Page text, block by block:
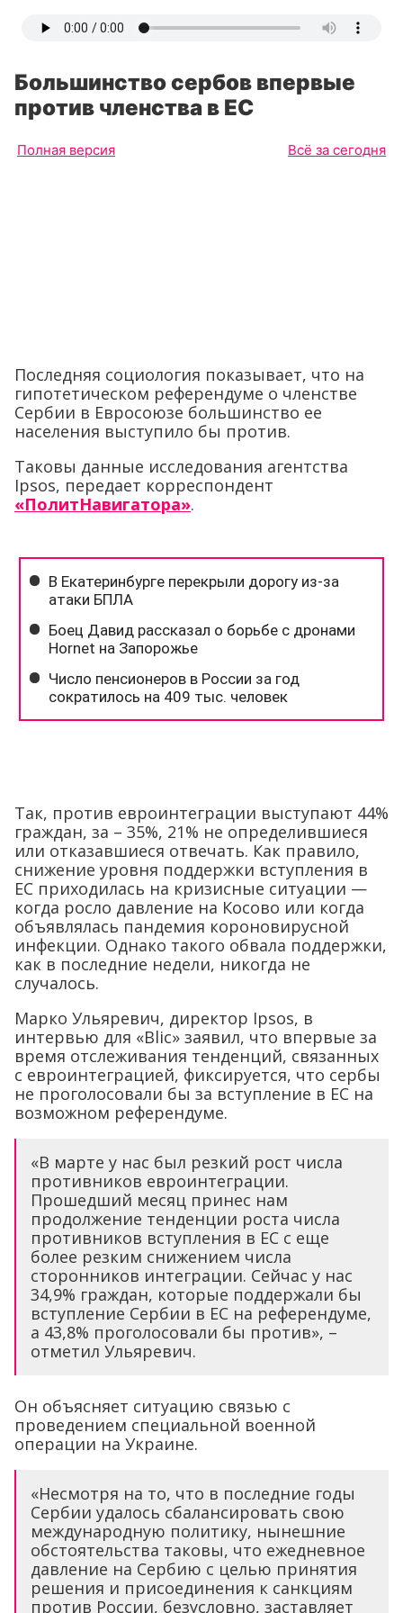
Большинство сербов впервые
против членства в ЕС
Полная версия Всё за сегодня
Последняя социология показывает, что на
гипотетическом референдуме о членстве
Сербии в Евросоюзе большинство ее
населения выступило бы против.
Таковы данные исследования агентства
Ipsos, передает корреспондент
«ПолитНавигатора».
Так, против евроинтеграции выступают 44%
граждан, за – 35%, 21% не определившиеся
или отказавшиеся отвечать. Как правило,
снижение уровня поддержки вступления в
ЕС приходилась на кризисные ситуации —
когда росло давление на Косово или когда
объявлялась пандемия короновирусной
инфекции. Однако такого обвала поддержки,
как в последние недели, никогда не
случалось.
Марко Ульяревич, директор Ipsos, в
интервью для «Blic» заявил, что впервые за
время отслеживания тенденций, связанных
с евроинтеграцией, фиксируется, что сербы
не проголосовали бы за вступление в ЕС на
возможном референдуме.
«В марте у нас был резкий рост числа
противников евроинтеграции.
Прошедший месяц принес нам
продолжение тенденции роста числа
противников вступления в ЕС с еще
более резким снижением числа
сторонников интеграции. Сейчас у нас
34,9% граждан, которые поддержали бы
вступление Сербии в ЕС на референдуме,
а 43,8% проголосовали бы против», –
отметил Ульяревич.
Он объясняет ситуацию связью с
проведением специальной военной
операции на Украине.
«Несмотря на то, что в последние годы
Сербии удалось сбалансировать свою
международную политику, нынешние
обстоятельства таковы, что ежедневное
давление на Сербию с целью принятия
решения и присоединения к санкциям
против России, безусловно, заставляет